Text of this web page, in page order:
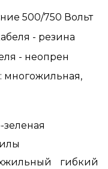
500/750 Вольт
- резина
- неопрен
многожильная,
гибкий